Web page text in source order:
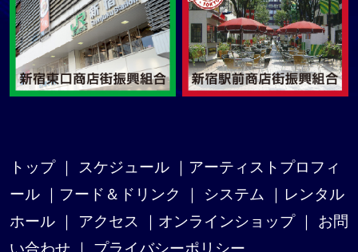
トップ｜ スケジュール ｜ アーティストプロフィ
ール ｜ フード＆ドリンク ｜ システム ｜ レンタル
ホール ｜ アクセス ｜ オンラインショップ｜ お問